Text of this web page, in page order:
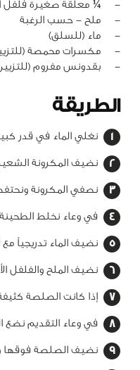
‏-
¼ معلقة صغيرة فلفل
‏-
ملح - حسب الرغبة
‏-
ماء (للسلق)
‏-
مكسرات محمصة
‏-
بقدونس مفروم
الطريقة
نغلي الماء في قدر
نضيف المكرونة
نصفي المكرونة
في وعاء نخلط
نضيف الماء تدريجياً
نضيف الملح والفلفل
إذا كانت الصلصة
في وعاء التقديم نضع
نضيف الصلصة فوقها